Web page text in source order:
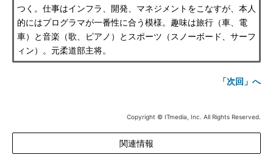
つく。仕事はインフラ、開発、マネジメントをこなすが、本人
的にはプログラマが一番性に合う模様。趣味は旅行（車、電
車）と音楽（歌、ピアノ）とスポーツ（スノーボード、サーフ
ィン）。元柔道部主将。
「次回」へ
Copyright © ITmedia, Inc. All Rights Reserved.
関連情報